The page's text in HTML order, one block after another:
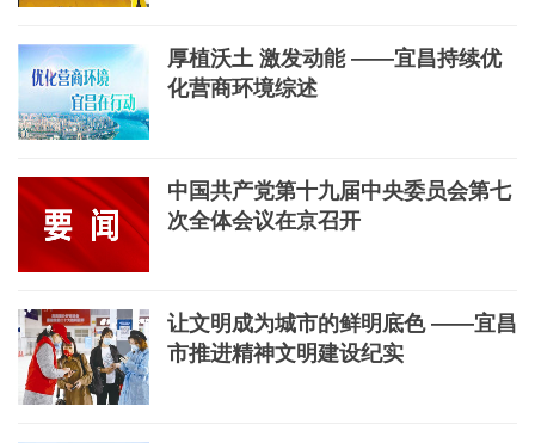
厚植沃土 激发动能 ——宜昌持续优
化营商环境综述
中国共产党第十九届中央委员会第七
次全体会议在京召开
让文明成为城市的鲜明底色 ——宜昌
市推进精神文明建设纪实